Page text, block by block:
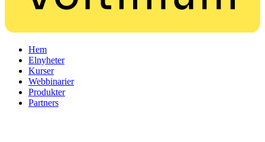
Hem
Elnyheter
Kurser
Webbinarier
Produkter
Partners